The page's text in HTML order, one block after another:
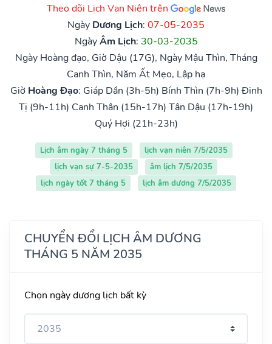
Theo dõi Lịch Vạn Niên trên
Ngày Dương Lịch: 07-05-2035
NgàyÂm Lịch: 30-03-2035
Ngày Hoàng đạo, Giờ Dậu (17G), Ngày Mậu Thìn, Tháng
Canh Thìn, Năm Ất Mẹo, Lập hạ
Giờ Hoàng Đạo: Giáp Dần (3h-5h) Bính Thìn (7h-9h) Đinh
Tị (9h-11h) Canh Thân (15h-17h) Tân Dậu (17h-19h)
Quý Hợi (21h-23h)
Lịch âm ngày 7 tháng 5
lịch vạn niên 7/5/2035
lịch vạn sự 7-5-2035
âm lịch 7/5/2035
lịch ngày tốt 7 tháng 5
lịch âm dương 7/5/2035
CHUYỂN ĐỔI LỊCH ÂM DƯƠNG
THÁNG 5 NĂM 2035
Chọn ngày dương lịch bất kỳ